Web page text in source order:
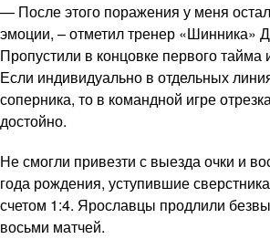
— После этого поражения у меня
эмоции, – отметил тренер «Шинника»
Пропустили в концовке первого тайма
Если индивидуально в отдельных
соперника, то в командной игре
достойно.
Не смогли привезти с выезда очки и
года рождения, уступившие
счетом 1:4. Ярославцы продлили
восьми матчей.